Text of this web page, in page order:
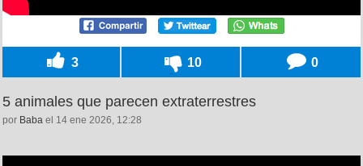
3 10 0
5 animales que parecen extraterrestres
por Baba el 14 ene 2026, 12:28